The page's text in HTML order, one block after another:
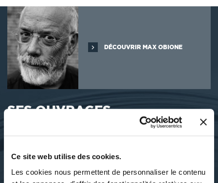
Ce site web utilise des cookies.
Les cookies nous permettent de personnaliser le contenu
DÉCOUVRIR MAX OBIONE
SES OUVRAGES